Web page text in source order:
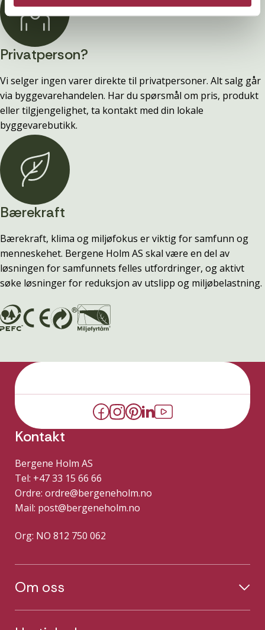
Privatperson?
Vi selger ingen varer direkte til privatpersoner. Alt salg går
via byggevarehandelen. Har du spørsmål om pris, produkt
eller tilgjengelighet, ta kontakt med din lokale
byggevarebutikk.
Bærekraft
Bærekraft, klima og miljøfokus er viktig for samfunn og
menneskehet. Bergene Holm AS skal være en del av
løsningen for samfunnets felles utfordringer, og aktivt
søke løsninger for reduksjon av utslipp og miljøbelastning.
Kontakt
Bergene Holm AS
Tel: +47 33 15 66 66
Ordre: ordre@bergeneholm.no
Mail: post@bergeneholm.no
Org: NO 812 750 062
Om oss